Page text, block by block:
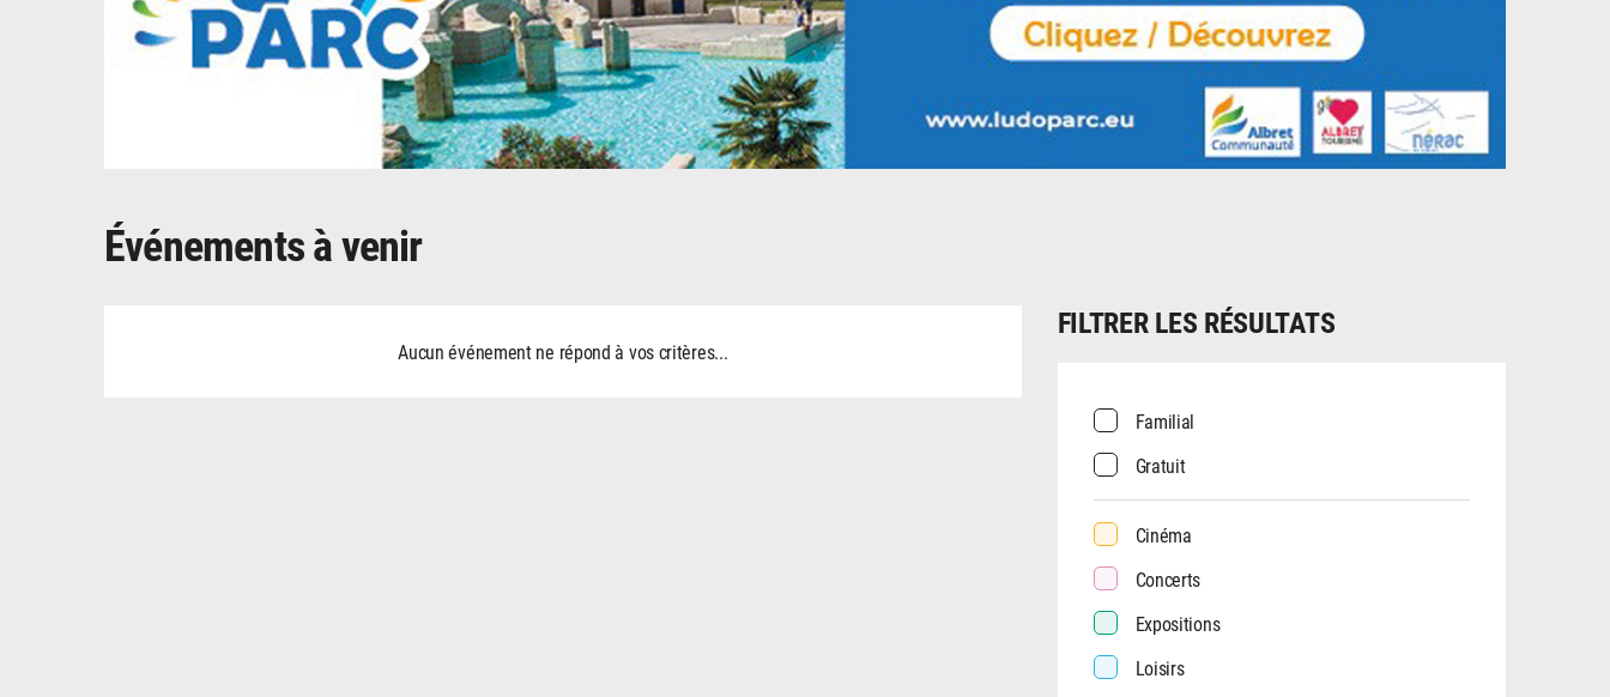
Événements à venir
Aucun événement ne répond à vos critères...
FILTRER LES RÉSULTATS
Familial
Gratuit
Cinéma
Concerts
Expositions
Loisirs